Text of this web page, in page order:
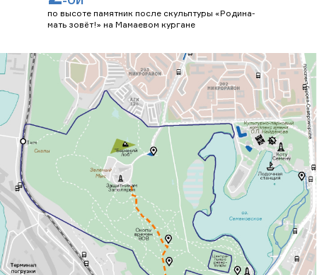
по высоте памятник после скульптуры «Родина-
мать зовёт!» на Мамаевом кургане